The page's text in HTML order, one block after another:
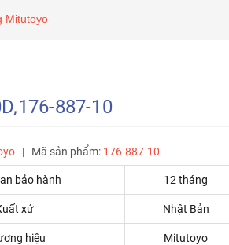
Mitutoyo
887-10
| Mã sản phẩm: 176-887-10
bảo hành 12 tháng
xứ Nhật Bản
hiệu Mitutoyo